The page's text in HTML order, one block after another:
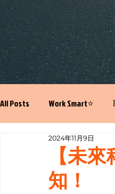
All Posts Work Smart⭐️
寫履歷表嘅技巧📝
【未
知！
2024年11月9日